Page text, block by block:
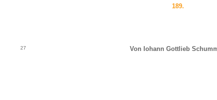
189.
27 Von Iohann Gottlieb